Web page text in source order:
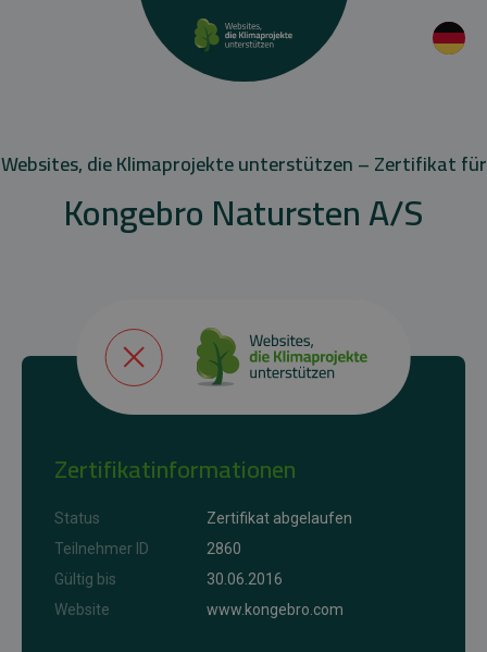
Websites, die Klimaprojekte unterstützen – Zertifikat für
Kongebro Natursten A/S
Zertifikatinformationen
Status
Zertifikat abgelaufen
Teilnehmer ID
2860
Gültig bis
30.06.2016
Website
www.kongebro.com